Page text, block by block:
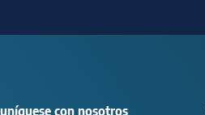
con nosotros